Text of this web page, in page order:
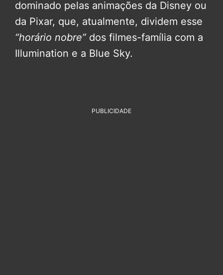
dominado pelas animações da Disney ou
da Pixar, que, atualmente, dividem esse
“horário nobre” dos filmes-família com a
Illumination e a Blue Sky.
PUBLICIDADE